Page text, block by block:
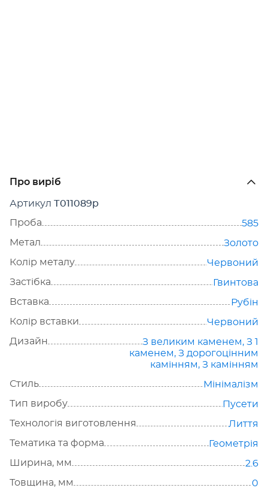
Про виріб
Артикул Т011089р
Проба
585
Метал
Золото
Колір металу
Червоний
Застібка
Гвинтова
Вставка
Рубін
Колір вставки
Червоний
Дизайн
З великим каменем, З 1
каменем, З дорогоцінним
камінням, З камінням
Стиль
Мінімалізм
Тип виробу
Пусети
Технологія виготовлення
Лиття
Тематика та форма
Геометрія
Ширина, мм
2.6
Товщина, мм
0